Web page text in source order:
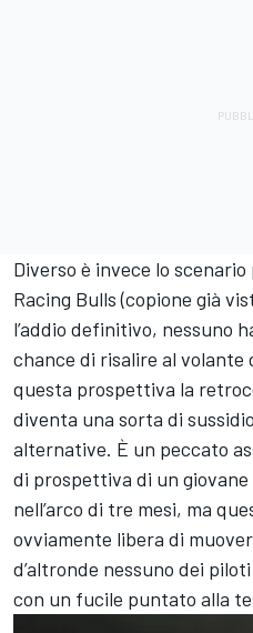
Diverso è invece lo
Racing Bulls (copione già
l’addio definitivo, nessuno
chance di risalire al volante
questa prospettiva la
diventa una sorta di
alternative. È un peccato
di prospettiva di un giovane
nell’arco di tre mesi, ma
ovviamente libera di
d’altronde nessuno dei
con un fucile puntato alla